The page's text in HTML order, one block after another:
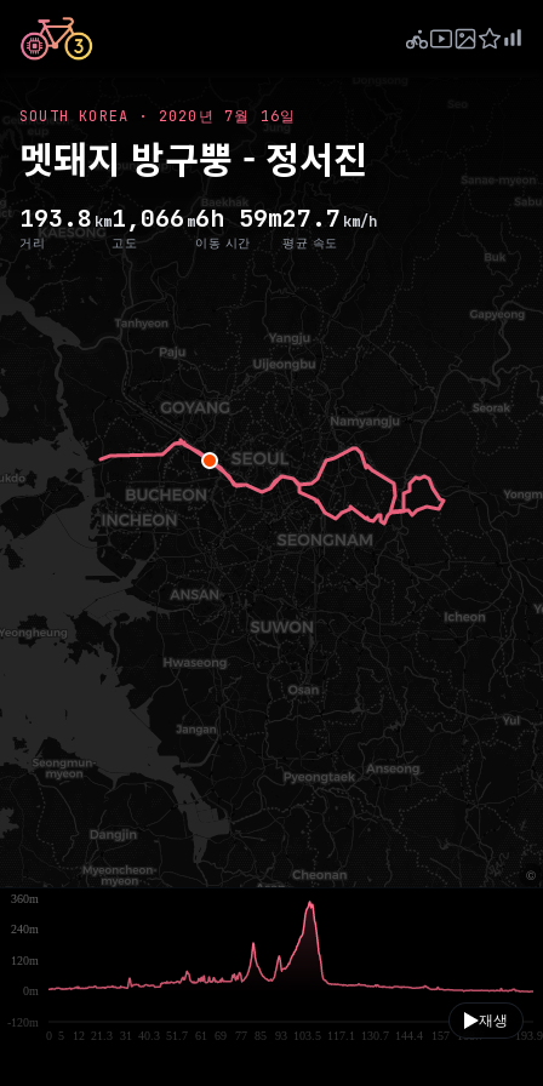
SOUTH KOREA · 2020년 7월 16일
멧돼지 방구뿡 - 정서진
193.8 km
거리
1,066 m
고도
6h 59m
이동 시간
27.7 km/h
평균 속도
재생
0 5 12 21.3 31 40.3 51.7 61 69 77 85 93 103.5 117.1 130.7 144.4 157 168.7 193.9
-120m
0m
120m
240m
360m